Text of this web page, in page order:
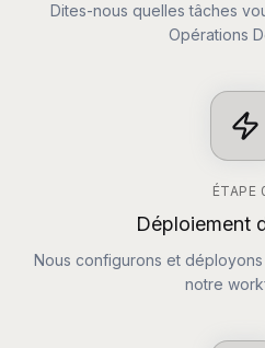
Dites-nous quelles tâches
Opérations
ÉTAPE
Déploiement
Nous configurons et
notre